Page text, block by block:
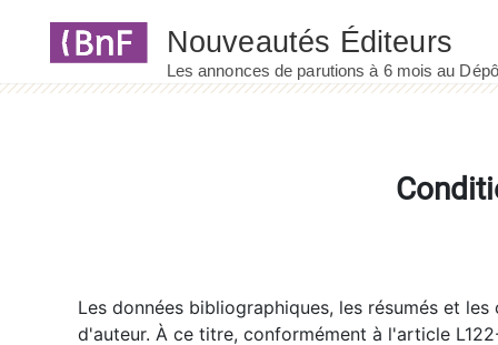
Les données bibliographiques, les résumés et
d'auteur. À ce titre, conformément à l'article